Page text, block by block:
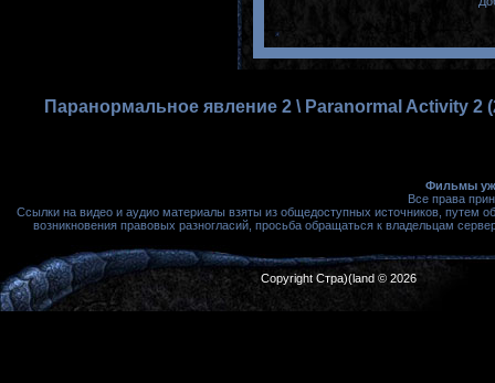
Паранормальное явление 2 \ Paranormal Activity
Фильмы
Все права
Ссылки на видео и аудио материалы взяты из общедоступных источников, путем
возникновения правовых разногласий, просьба обращаться к владельцам
Copyright Стра)(land © 2026